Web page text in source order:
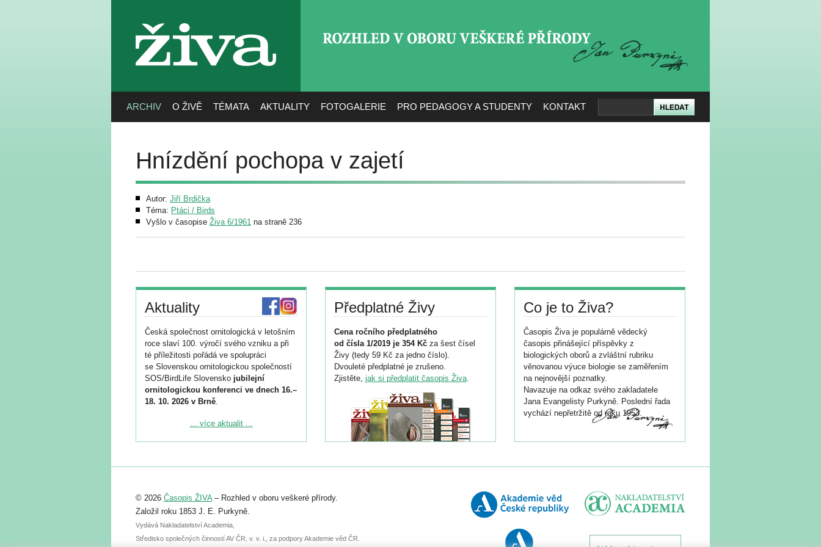
živa
ARCHIV O ŽIVĚ TÉMATA AKTUALITY FOTOGALERIE PRO PEDAGOGY A STUDENTY KONTAKT
Hnízdění pochopa v zajetí
Autor: Jiří Brdička
Téma: Ptáci / Birds
Vyšlo v časopise Živa 6/1961 na straně 236
Aktuality
Česká společnost ornitologická v letošním
roce slaví 100. výročí svého vzniku a při
té příležitosti pořádá ve spolupráci
se Slovenskou ornitologickou společností
SOS/BirdLife Slovensko jubilejní
ornitologickou konferenci ve dnech 16.–
18. 10. 2026 v Brně.
Podrobnější informace ke konferenci
Registrovat se můžete do 6. září.
abstraktu přihlášené přednášky nebo
posteru je už 30. června.
... více aktualit ...
Předplatné Živy
Cena ročního předplatného
od čísla 1/2019 je 354 Kč za šest čísel
Živy (tedy 59 Kč za jedno číslo).
Dvouleté předplatné je zrušeno.
Zjistěte, jak si předplatit časopis Živa.
Co je to Živa?
Časopis Živa je populárně vědecký
časopis přinášející příspěvky z
biologických oborů a zvláštní rubriku
věnovanou výuce biologie se zaměřením
na nejnovější poznatky.
Navazuje na odkaz svého zakladatele
Jana Evangelisty Purkyně. Poslední řada
vychází nepřetržitě od roku 1953.
© 2026 Časopis ŽIVA– Rozhled v oboru veškeré přírody.
Založil roku 1853 J. E. Purkyně.
Vydává Nakladatelství Academia,
Středisko společných činností AV ČR, v. v. i., za podpory Akademie věd ČR.